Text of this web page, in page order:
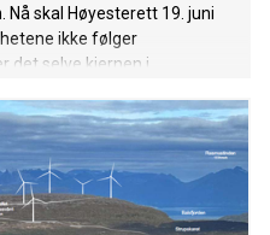
skal Høyesterett 19. juni
ikke følger
det selve kjernen i